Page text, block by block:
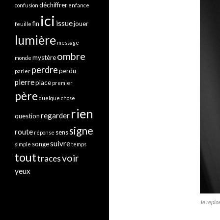
Je
confusion déchiffrer enfance
feuille fin ici issuejouer
lumière message
monde mystèreombre
parler perdreperdu
pierreplace premier
père quelque chose
questionregarder rien
route réponse senssigne
simple songesuivretemps
touttracesvoir
yeux